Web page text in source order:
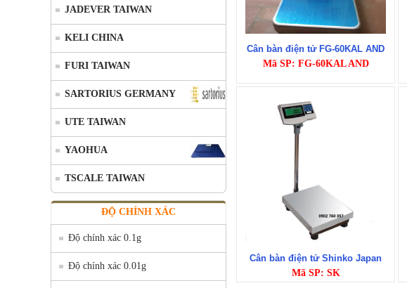
JADEVER TAIWAN
KELI CHINA
FURI TAIWAN
SARTORIUS GERMANY
UTE TAIWAN
YAOHUA
TSCALE TAIWAN
ĐỘ CHÍNH XÁC
Độ chính xác 0.1g
Độ chính xác 0.01g
Cân bàn điện tử FG-60KAL AND
Mã SP: FG-60KAL AND
Cân bàn điện tử Shinko Japan
Mã SP: SK